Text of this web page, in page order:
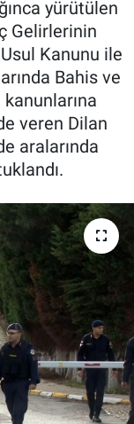
yürütülen
Gelirlerinin
Kanunu ile
Bahis ve
veren Dilan
aralarında